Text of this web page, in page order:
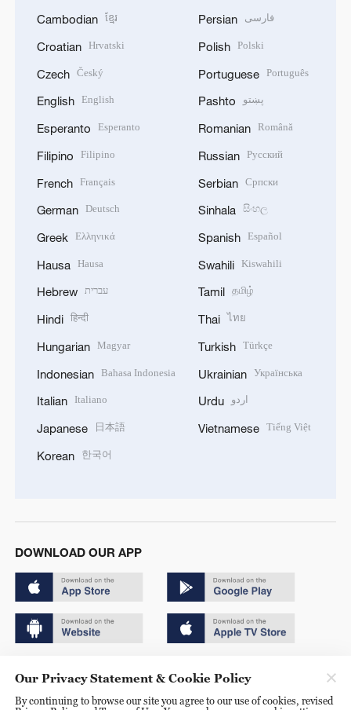
Cambodian ខ្មែរ
Croatian Hrvatski
Czech Český
English English
Esperanto Esperanto
Filipino Filipino
French Français
German Deutsch
Greek Ελληνικά
Hausa Hausa
Hebrew עברית
Hindi हिन्दी
Hungarian Magyar
Indonesian Bahasa Indonesia
Italian Italiano
Japanese 日本語
Korean 한국어
Persian فارسی
Polish Polski
Portuguese Português
Pashto پښتو
Romanian Română
Russian Русский
Serbian Српски
Sinhala සිංහල
Spanish Español
Swahili Kiswahili
Tamil தமிழ்
Thai ไทย
Turkish Türkçe
Ukrainian Українська
Urdu اردو
Vietnamese Tiếng Việt
DOWNLOAD OUR APP
京ICP备20000184号
Our Privacy Statement & Cookie Policy
By continuing to browse our site you agree to our use of cookies, revised